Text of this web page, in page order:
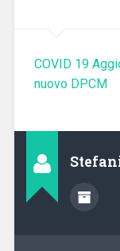
COVID 19
nuovo DPCM